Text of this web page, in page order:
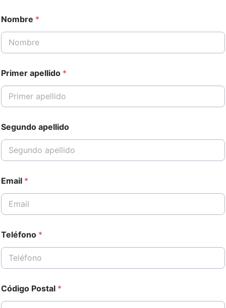
Nombre *
Primer apellido *
Segundo apellido
Email *
Teléfono *
Código Postal *